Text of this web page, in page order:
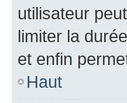
utilisateur
limiter la
et enfin
Haut